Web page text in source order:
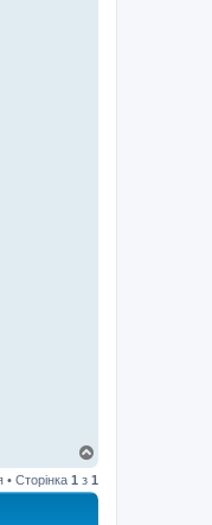
г
о
• Сторінка 1 з 1